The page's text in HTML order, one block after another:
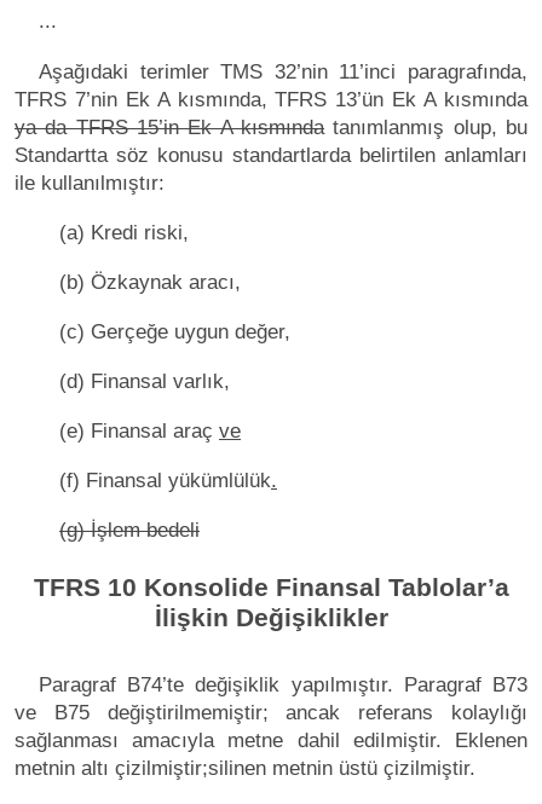
...
Aşağıdaki terimler TMS 32’nin 11’inci paragrafında,
TFRS 7’nin Ek A kısmında, TFRS 13’ün Ek A kısmında
ya da TFRS 15’in Ek A kısmındatanımlanmış olup, bu
Standartta söz konusu standartlarda belirtilen anlamları
ile kullanılmıştır:
(a) Kredi riski,
(b) Özkaynak aracı,
(c) Gerçeğe uygun değer,
(d) Finansal varlık,
(e) Finansal araç ve
(f) Finansal yükümlülük.
(g) İşlem bedeli
TFRS 10 Konsolide Finansal Tablolar’a
İlişkin Değişiklikler
Paragraf B74’te değişiklik yapılmıştır. Paragraf B73
ve B75 değiştirilmemiştir; ancak referans kolaylığı
sağlanması amacıyla metne dahil ediImiştir. Eklenen
metnin altı çizilmiştir;silinen metnin üstü çizilmiştir.